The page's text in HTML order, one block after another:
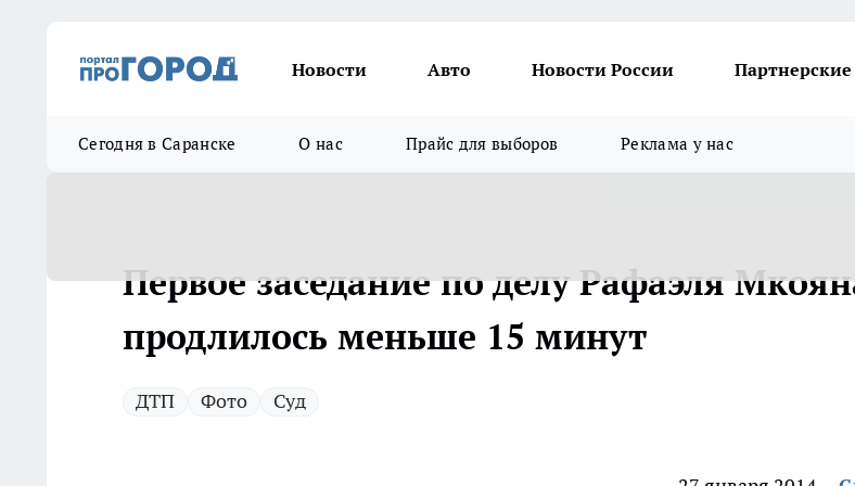
Новости Авто Новости России
Сегодня в Саранске О нас Прайс для выборов Реклама у нас
Первое заседание по делу Рафаэля
продлилось меньше 15 минут
ДТП Фото Суд